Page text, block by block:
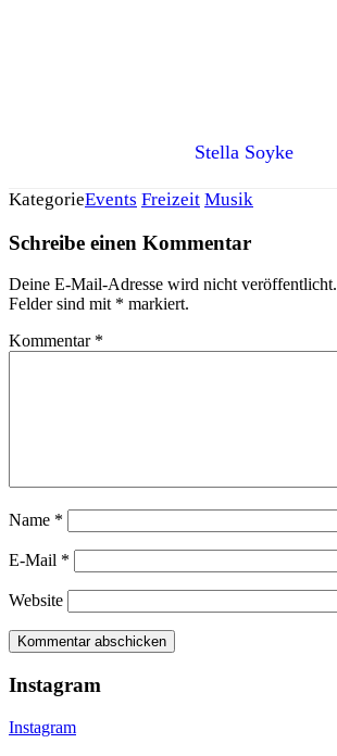
Stella Soyke
KategorieEvents Freizeit Musik
Schreibe einen Kommentar
Deine E-Mail-Adresse wird nicht veröffentlicht.
Felder sind mit * markiert.
Kommentar *
Name *
E-Mail *
Website
Instagram
Instagram